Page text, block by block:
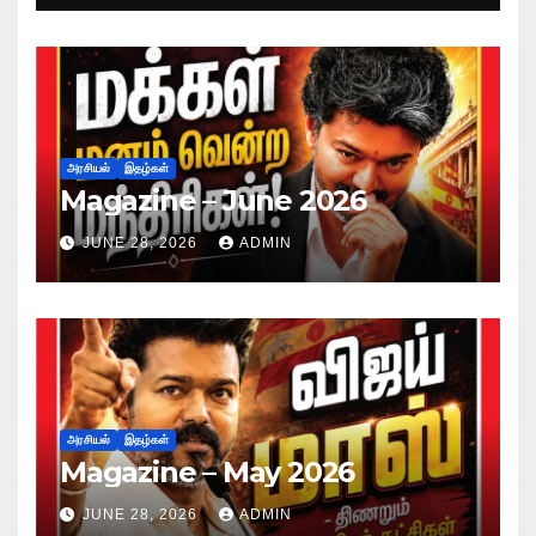
அரசியல் இதழ்கள்
Magazine – June 2026
JUNE 28, 2026 ADMIN
அரசியல் இதழ்கள்
Magazine – May 2026
JUNE 28, 2026 ADMIN